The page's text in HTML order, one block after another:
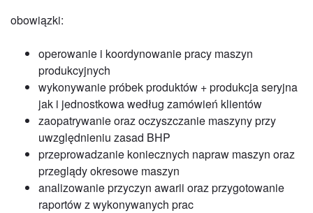
obowiązki:
operowanie i koordynowanie pracy maszyn
produkcyjnych
wykonywanie próbek produktów + produkcja seryjna
jak i jednostkowa według zamówień klientów
zaopatrywanie oraz oczyszczanie maszyny przy
uwzględnieniu zasad BHP
przeprowadzanie koniecznych napraw maszyn oraz
przeglądy okresowe maszyn
analizowanie przyczyn awarii oraz przygotowanie
raportów z wykonywanych prac